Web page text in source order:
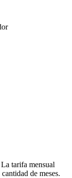
tarifa mensual
de meses.